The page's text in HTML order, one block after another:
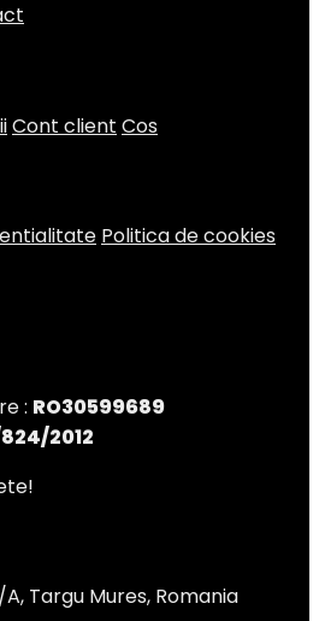
Cont client Cos
Politica de cookies
: RO30599689
2012
A, Targu Mures, Romania